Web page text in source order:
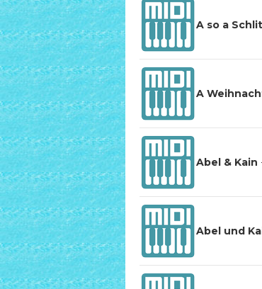
A so a
A
Abel & Kain
Abel und